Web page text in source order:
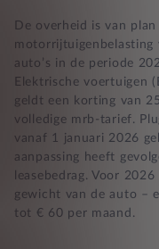
De overheid is van
motorrijtuigenbelasting
auto’s in de periode
Elektrische voertuigen
geldt een korting van
volledige mrb-tarief.
vanaf 1 januari 2026
aanpassing heeft
leasebedrag. Voor
gewicht van de auto –
tot € 60 per maand.